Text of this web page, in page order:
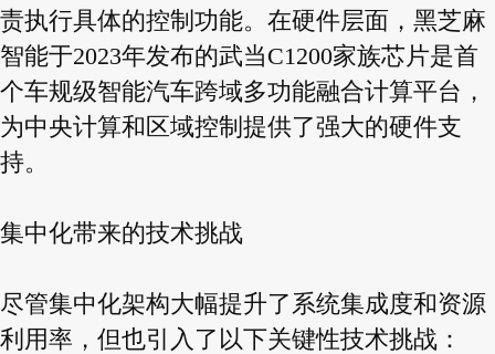
责执行具体的控制功能。在硬件层面，黑芝麻
智能于2023年发布的武当C1200家族芯片是首
个车规级智能汽车跨域多功能融合计算平台，
为中央计算和区域控制提供了强大的硬件支
持。
集中化带来的技术挑战
尽管集中化架构大幅提升了系统集成度和资源
利用率，但也引入了以下关键性技术挑战：